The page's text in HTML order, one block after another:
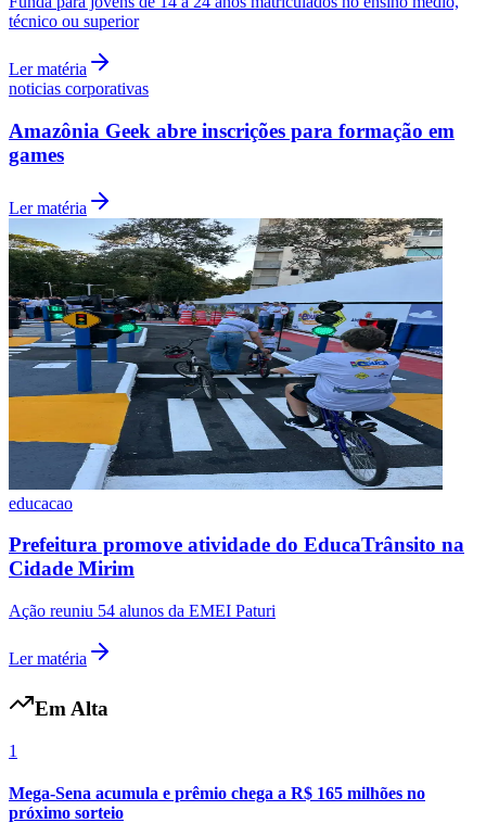
Fluminense
técnico ou superior
Ler matéria
noticias corporativas
Amazônia Geek abre inscrições para formação em
games
Ler matéria
educacao
Prefeitura promove atividade do EducaTrânsito na
Cidade Mirim
Ação reuniu 54 alunos da EMEI Paturi
Ler matéria
Em Alta
1
Mega-Sena acumula e prêmio chega a R$ 165 milhões no
próximo sorteio